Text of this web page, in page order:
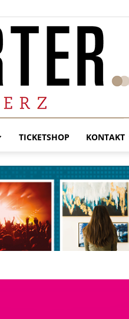
TICKETSHOP KONTAKT